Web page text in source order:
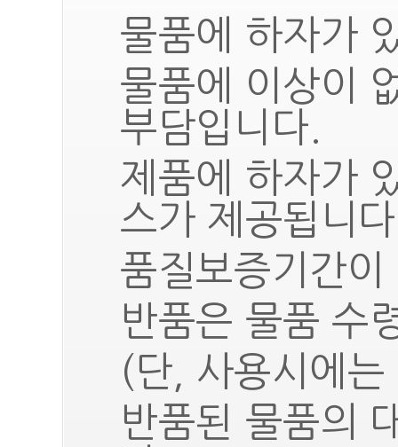
물품에 하자가
물품에 이상이
부담입니다.
제품에 하자가
스가 제공됩니
품질보증기간
반품은 물품 수
(단, 사용시에
반품된 물품의